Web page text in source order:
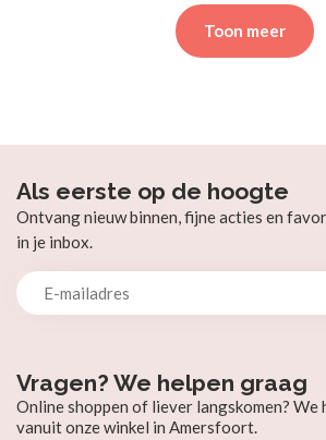
Toon meer
Vragen? We helpen graag
Online shoppen of liever langskomen? We
vanuit onze winkel in Amersfoort.
Als eerste op de hoogte
Ontvang nieuw binnen, fijne acties en
in je inbox.